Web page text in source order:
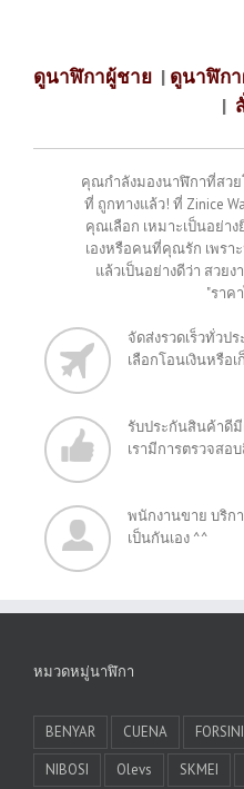
ดูนาฬิกาผู้ชาย | ดูนาฬิก
|
คุณกำลังมองนาฬิกาที่สว
ที่ ถูกทางแล้ว! ที่ Zinice
คุณเลือก เหมาะเป็นอย่า
เองหรือคนที่คุณรัก เพรา
แล้วเป็นอย่างดีว่า สว
"ราค
จัดส่งรวดเร็วทั่วป
เลือกโอนเงินหรือ
รับประกันสินค้าดี
เรามีการตรวจสอ
พนักงานขาย บริก
เป็นกันเอง ^^
หมวดหมู่นาฬิกา
BENYAR CUENA
NIBOSI
Olevs SKMEI